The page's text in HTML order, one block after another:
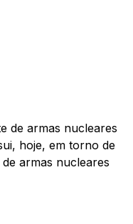
de armas nucleares
hoje, em torno de
armas nucleares